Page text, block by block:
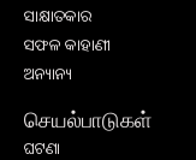
ସାକ୍ଷାତକାର
ସଫଳ କାହାଣୀ
ଅନ୍ୟାନ୍ୟ
செயல்பாடுகள்
ଘଟଣା